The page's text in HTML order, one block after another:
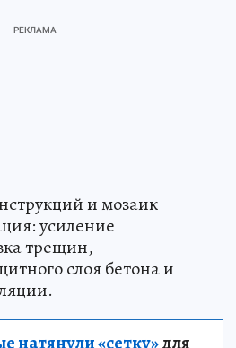
и мозаик
усиление
трещин,
слоя бетона и
натянули «сетку»для